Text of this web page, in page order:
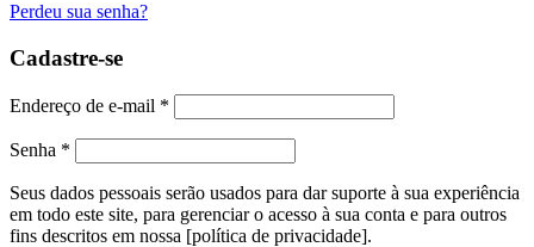
Perdeu sua senha?
Cadastre-se
Endereço de e-mail *
Senha *
Seus dados pessoais serão usados ​​para dar suporte à sua experiência
em todo este site, para gerenciar o acesso à sua conta e para outros
fins descritos em nossa [política de privacidade].